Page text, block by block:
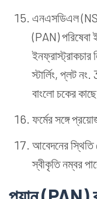
এনএসডিএল
(PAN)
ইনফ্রাস্ট্রাকচার
স্টার্লিং, প্লট
বাংলো চকের
ফর্মের সঙ্গে
আবেদনের
স্বীকৃতি নম্বর